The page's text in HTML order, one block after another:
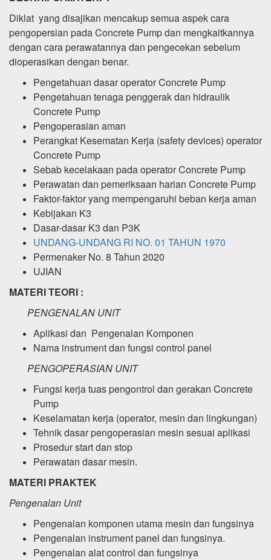
Diklat yang disajikan mencakup semua aspek cara
pengopersian pada Concrete Pump dan mengkaitkannya
dengan cara perawatannya dan pengecekan sebelum
dioperasikan dengan benar.
Pengetahuan dasar operator Concrete Pump
Pengetahuan tenaga penggerak dan hidraulik
Concrete Pump
Pengoperasian aman
Perangkat Kesematan Kerja (safety devices) operator
Concrete Pump
Sebab kecelakaan pada operator Concrete Pump
Perawatan dan pemeriksaan harian Concrete Pump
Faktor-faktor yang mempengaruhi beban kerja aman
Kebijakan K3
Dasar-dasar K3 dan P3K
UNDANG-UNDANG RI NO. 01 TAHUN 1970
Permenaker No. 8 Tahun 2020
UJIAN
MATERI TEORI :
PENGENALAN UNIT
Aplikasi dan Pengenalan Komponen
Nama instrument dan fungsi control panel
PENGOPERASIAN UNIT
Fungsi kerja tuas pengontrol dan gerakan Concrete
Pump
Keselamatan kerja (operator, mesin dan lingkungan)
Tehnik dasar pengoperasian mesin sesuai aplikasi
Prosedur start dan stop
Perawatan dasar mesin.
MATERI PRAKTEK
Pengenalan Unit
Pengenalan komponen utama mesin dan fungsinya
Pengenalan instrument panel dan fungsinya.
Pengenalan alat control dan fungsinya